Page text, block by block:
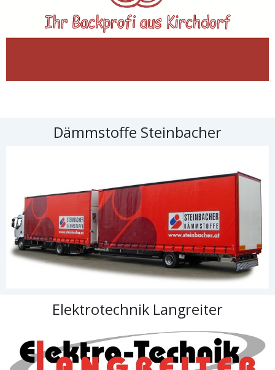
Dämmstoffe Steinbacher
Elektrotechnik Langreiter